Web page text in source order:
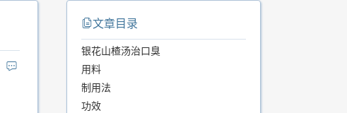
文章目录
银花山楂汤治口臭
用料
制用法
功效